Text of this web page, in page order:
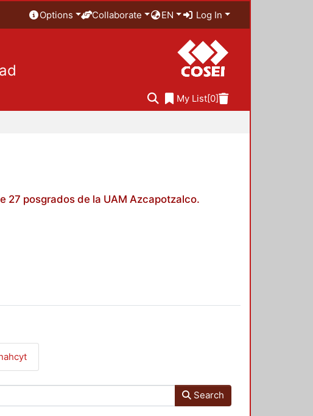
Options Collaborate EN Log In
My List[0]
posgrados de la UAM Azcapotzalco.
Search